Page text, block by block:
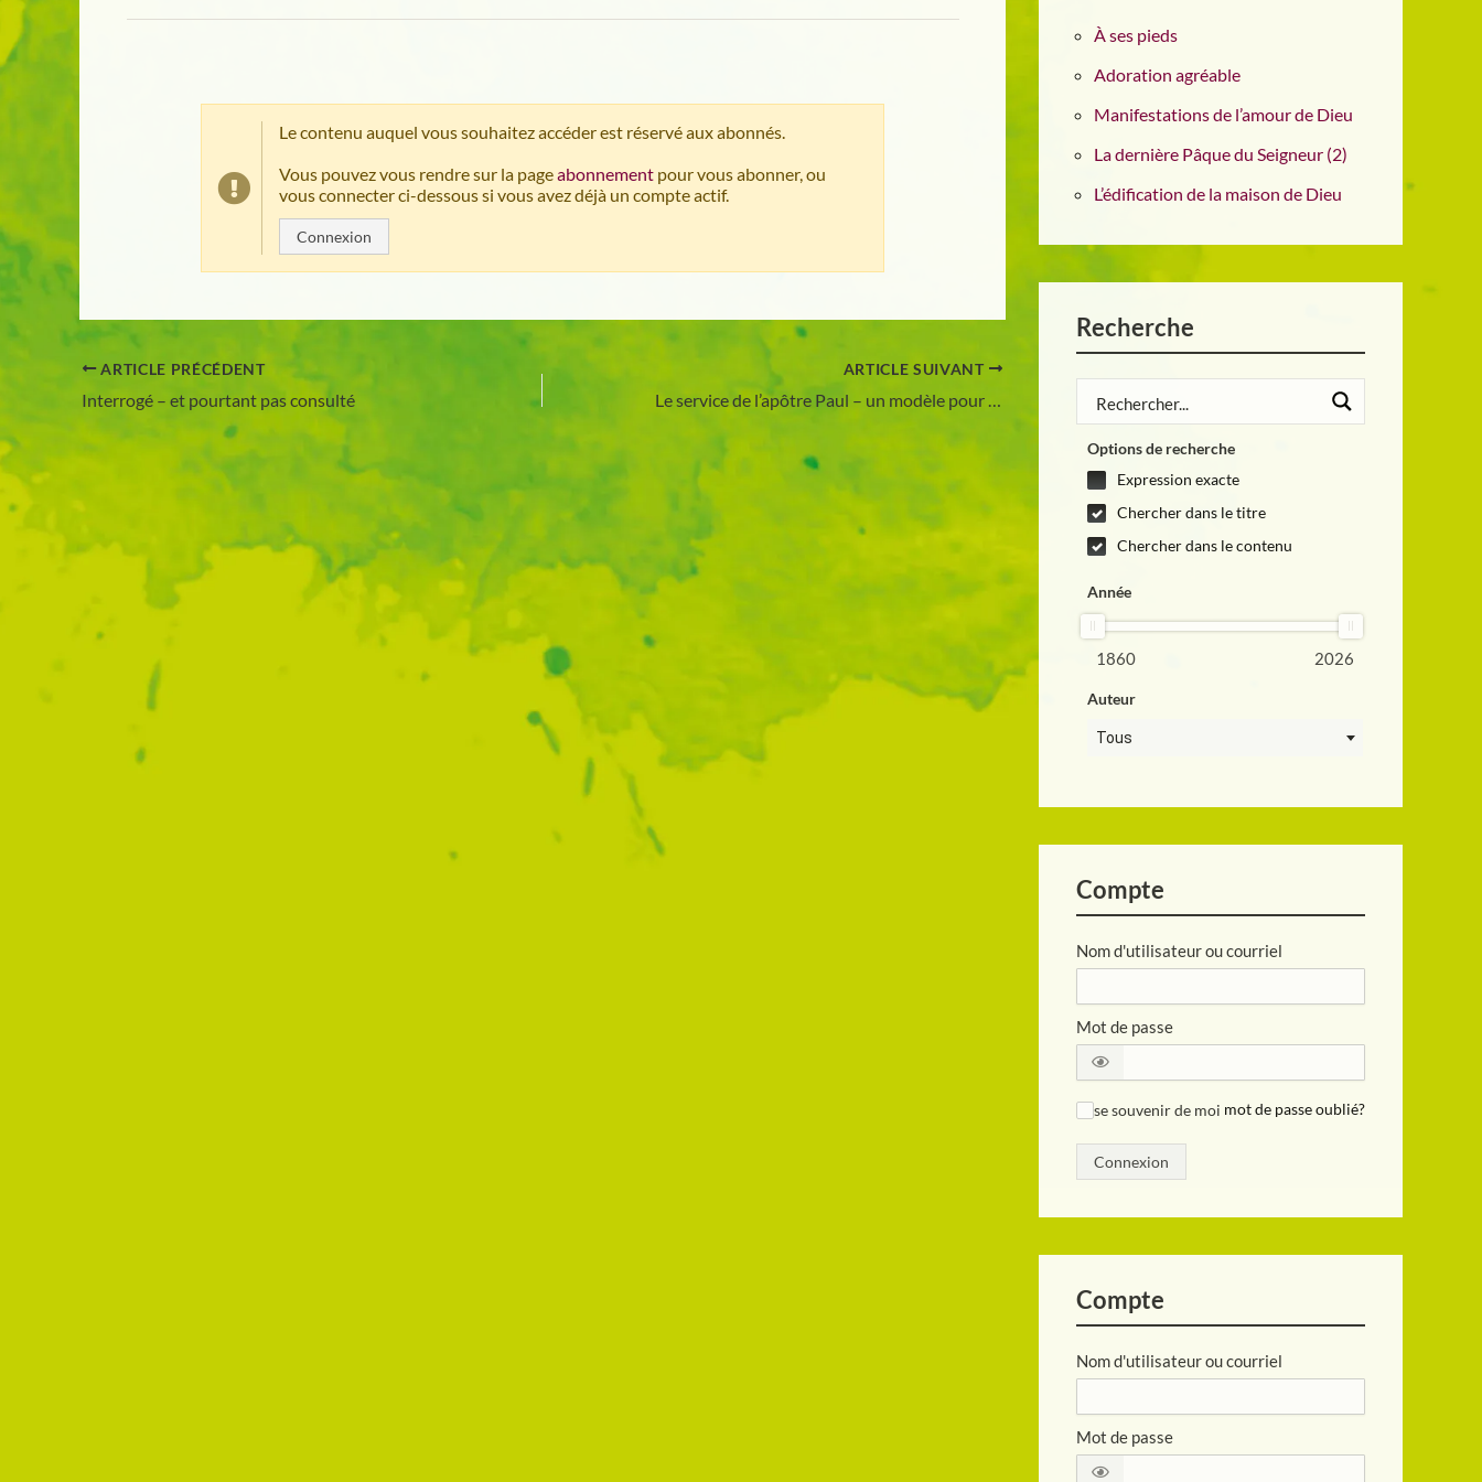
Le contenu auquel vous souhaitez accéder est réservé aux abonnés.
Vous pouvez vous rendre sur la pageabonnement pour vous abonner, ou
vous connecter ci-dessous si vous avez déjà un compte actif.
Connexion
ARTICLE PRÉCÉDENT
Interrogé – et pourtant pas consulté
ARTICLE SUIVANT
Le service de l’apôtre Paul – un modèle pour nous
À ses pieds
Adoration agréable
Manifestations de l’amour de Dieu
La dernière Pâque du Seigneur (2)
L’édification de la maison de Dieu
Recherche
Options de recherche
Expression exacte
Chercher dans le titre
Chercher dans le contenu
Année
1860 2026
Auteur
Tous
Compte
Nom d'utilisateur ou courriel
Mot de passe
se souvenir de moi mot de passe oublié?
Connexion
Compte
Nom d'utilisateur ou courriel
Mot de passe